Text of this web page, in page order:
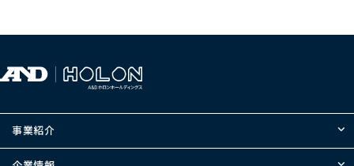
事業紹介